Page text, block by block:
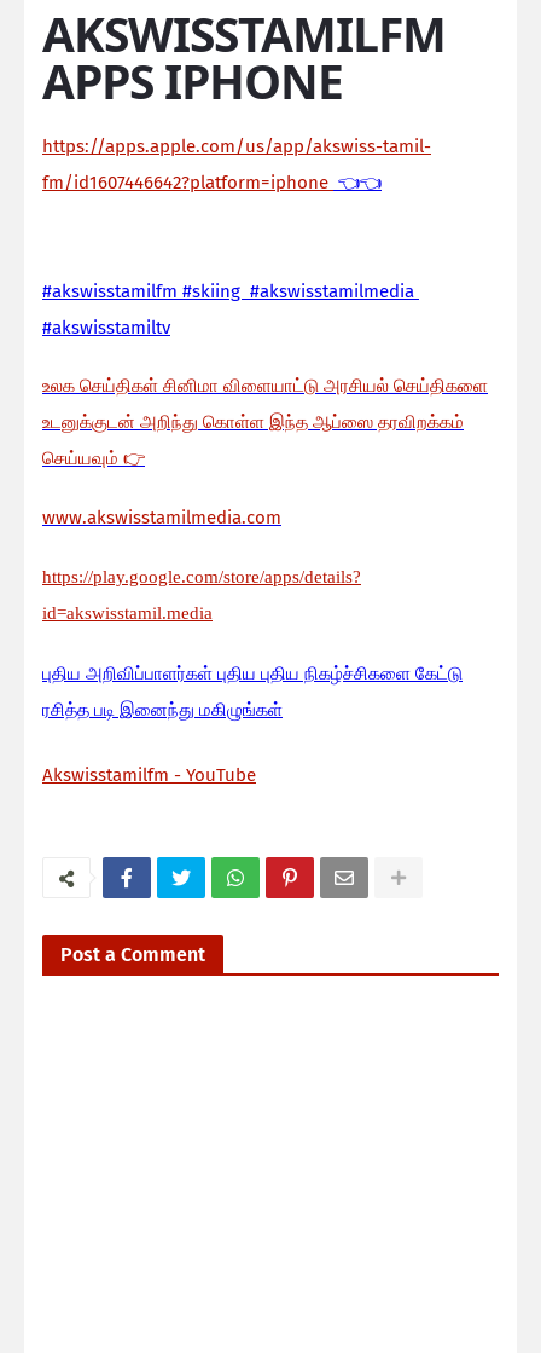
AKSWISSTAMILFM
APPS IPHONE
https://apps.apple.com/us/app/akswiss-tamil-
fm/id1607446642?platform=iphone 👈👈
#akswisstamilfm #skiing #akswisstamilmedia
#akswisstamiltv
உலக செய்திகள் சினிமா விளையாட்டு அரசியல் செய்திகளை
உடனுக்குடன் அறிந்து கொள்ள இந்த ஆப்ஸை தரவிறக்கம்
செய்யவும் 👉
www.akswisstamilmedia.com
https://play.google.com/store/apps/details?
id=akswisstamil.media
புதிய அறிவிப்பாளர்கள் புதிய புதிய நிகழ்ச்சிகளை கேட்டு
ரசித்த படி இனைந்து மகிழுங்கள்
Akswisstamilfm - YouTube
Post a Comment